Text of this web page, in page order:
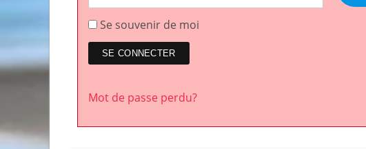
Se souvenir de moi
Mot de passe perdu?